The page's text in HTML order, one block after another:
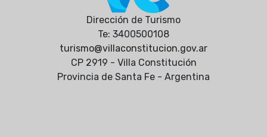
Dirección de Turismo
Te: 3400500108
turismo@villaconstitucion.gov.ar
CP 2919 - Villa Constitución
Provincia de Santa Fe - Argentina